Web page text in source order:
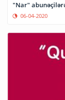
"Nar"
06-04-2020